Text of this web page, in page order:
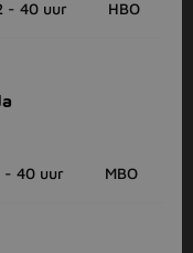
- 40 uur HBO
- 40 uur MBO